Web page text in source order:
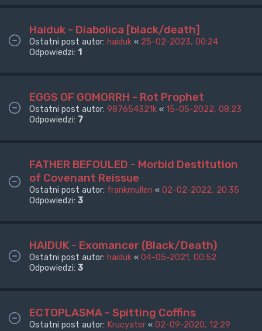
Haiduk - Diabolica [black/death]
Ostatni post autor: haiduk « 25-02-2023, 00:24
Odpowiedzi: 1
EGGS OF GOMORRH - Rot Prophet
Ostatni post autor: 987654321k « 15-05-2022, 08:23
Odpowiedzi: 7
FATHER BEFOULED - Morbid Destitution
of Covenant Reissue
Ostatni post autor: frankmullen « 02-02-2022, 20:35
Odpowiedzi: 3
HAIDUK - Exomancer (Black/Death)
Ostatni post autor: haiduk « 04-05-2021, 00:52
Odpowiedzi: 3
ECTOPLASMA - Spitting Coffins
Ostatni post autor: Krucyator « 02-09-2020, 12:29